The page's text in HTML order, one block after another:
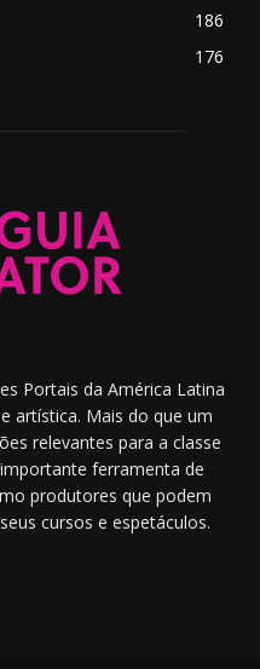
186
176
Portais da América Latina
artística. Mais do que um
relevantes para a classe
ferramenta de
produtores que podem
cursos e espetáculos.